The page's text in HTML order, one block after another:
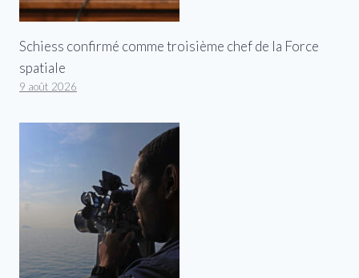
Schiess confirmé comme troisième chef de la Force
spatiale
9 août 2026